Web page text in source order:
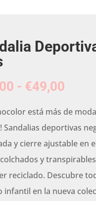
- €49,00Rango
hasta
está más de
Sandalias deportivas
y cierre ajustable en
y
reciclado. Descubre
infantil en la nueva